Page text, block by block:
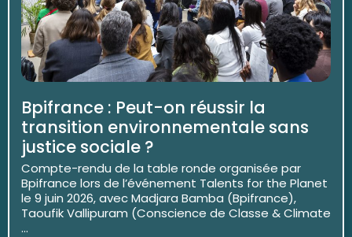
Bpifrance : Peut-on réussir la
transition environnementale sans
justice sociale ?
Compte-rendu de la table ronde organisée par
Bpifrance lors de l’événement Talents for the Planet
le 9 juin 2026, avec Madjara Bamba (Bpifrance),
Taoufik Vallipuram (Conscience de Classe & Climate
...